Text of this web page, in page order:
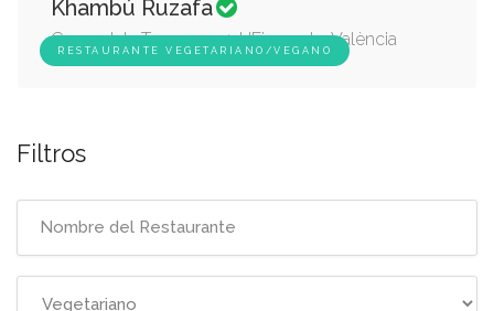
RESTAURANTE VEGETARIANO/VEGANO
Khambú Ruzafa
Carrer dels Tomasos, 4, L'Eixample, València
Filtros